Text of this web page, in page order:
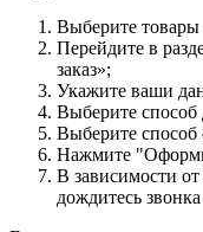
Выберите товары
Перейдите в
заказ»;
Укажите ваши
Выберите способ
Выберите способ
Нажмите
В зависимости от
дождитесь